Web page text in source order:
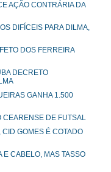
AÇÃO CONTRÁRIA DA
DIFÍCEIS PARA DILMA,
DOS FERREIRA
DECRETO
GANHA 1.500
CEARENSE DE FUTSAL
GOMES É COTADO
E CABELO, MAS TASSO